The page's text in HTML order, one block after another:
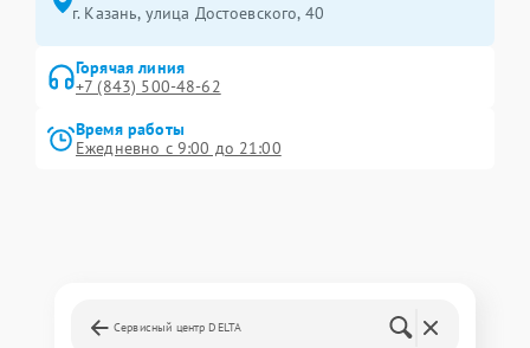
г. Казань, улица Достоевского, 40
Горячая линия
+7 (843) 500-48-62
Время работы
Ежедневно с 9:00 до 21:00
Сервисный центр DELTA